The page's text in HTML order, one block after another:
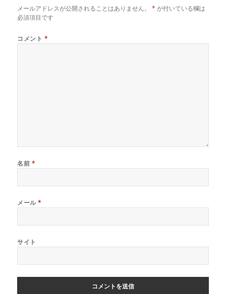
メールアドレスが公開されることはありません。 * が付いている欄は
必須項目です
コメント *
名前 *
メール*
サイト